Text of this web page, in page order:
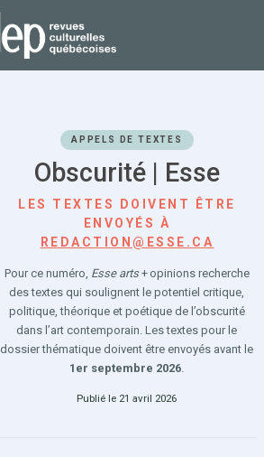
APPELS DE TEXTES
Obscurité | Esse
LES TEXTES DOIVENT ÊTRE
ENVOYÉS À
REDACTION@ESSE.CA
Pour ce numéro, Esse arts+ opinions recherche
des textes qui soulignent le potentiel critique,
politique, théorique et poétique de l’obscurité
dans l’art contemporain. Les textes pour le
dossier thématique doivent être envoyés avant le
1er septembre 2026.
Publié le 21 avril 2026